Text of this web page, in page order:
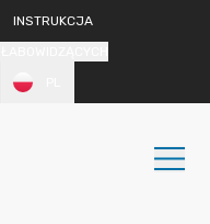
INSTRUKCJA